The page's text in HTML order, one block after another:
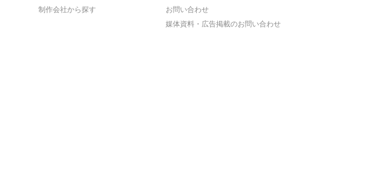
制作会社から探す
お問い合わせ
媒体資料・広告掲載のお問い合わせ